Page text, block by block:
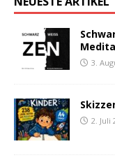
3.
2. Juli